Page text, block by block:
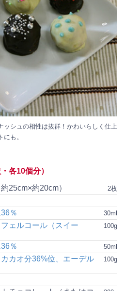
ッシュの相性は抜群！かわいらしく仕上
も。
各10個分）
2枚
25cm×約20cm）
30ml
％
100g
ェルコール（スイー
50ml
％
100g
カオ分36%位、エーデル